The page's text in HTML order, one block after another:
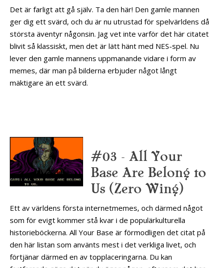
Det är farligt att gå själv. Ta den här! Den gamle mannen
ger dig ett svärd, och du är nu utrustad för spelvärldens då
största äventyr någonsin. Jag vet inte varför det här citatet
blivit så klassiskt, men det är lätt hänt med NES-spel. Nu
lever den gamle mannens uppmanande vidare i form av
memes, där man på bilderna erbjuder något långt
mäktigare än ett svärd.
#03 – All Your
Base Are Belong to
Us (Zero Wing)
Ett av världens första internetmemes, och därmed något
som för evigt kommer stå kvar i de populärkulturella
historieböckerna. All Your Base är förmodligen det citat på
den här listan som använts mest i det verkliga livet, och
förtjänar därmed en av topplaceringarna. Du kan